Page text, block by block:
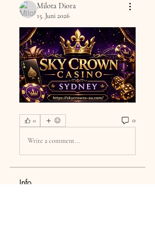
Milota Diora
15. Juni 2026
0 0
Write a comment...
Info